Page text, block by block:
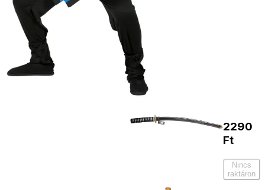
Kiegészítő
termékek
2290
Ft
Nincs
raktáron